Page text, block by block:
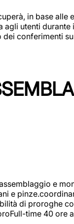
in base
utenti
conferimenti
e
e
di proroghe
time 40 ore